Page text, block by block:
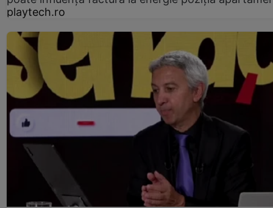
playtech.ro